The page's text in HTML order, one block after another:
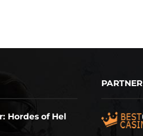
Hordes of Hel
PARTNER